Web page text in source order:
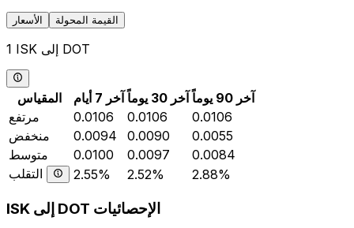
الأسعار القيمة المحولة
1 ISK إلى DOT
المقياس آخر 7 أيام آخر 30 يوماً
آخر 90 يوماً
مرتفع
0.0106 0.0106
0.0106
منخفض
0.0094 0.0090
0.0055
متوسط
0.0100 0.0097
0.0084
التقلب
2.55% 2.52% 2.88%
ISK إلى DOT الإحصائيات